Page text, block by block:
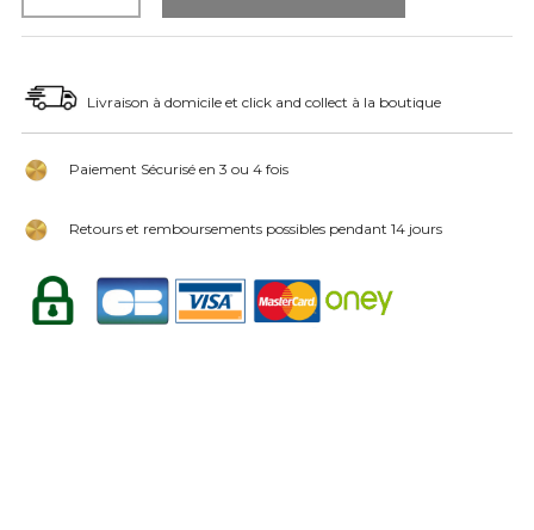
Livraison à domicile et click and collect à la boutique
Paiement Sécurisé en 3 ou 4 fois
Retours et remboursements possibles pendant 14 jours